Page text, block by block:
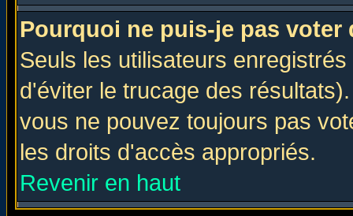
Pourquoi ne puis-je pas voter
Seuls les utilisateurs
d'éviter le trucage des
vous ne pouvez toujours pas
les droits d'accès appropriés.
Revenir en haut